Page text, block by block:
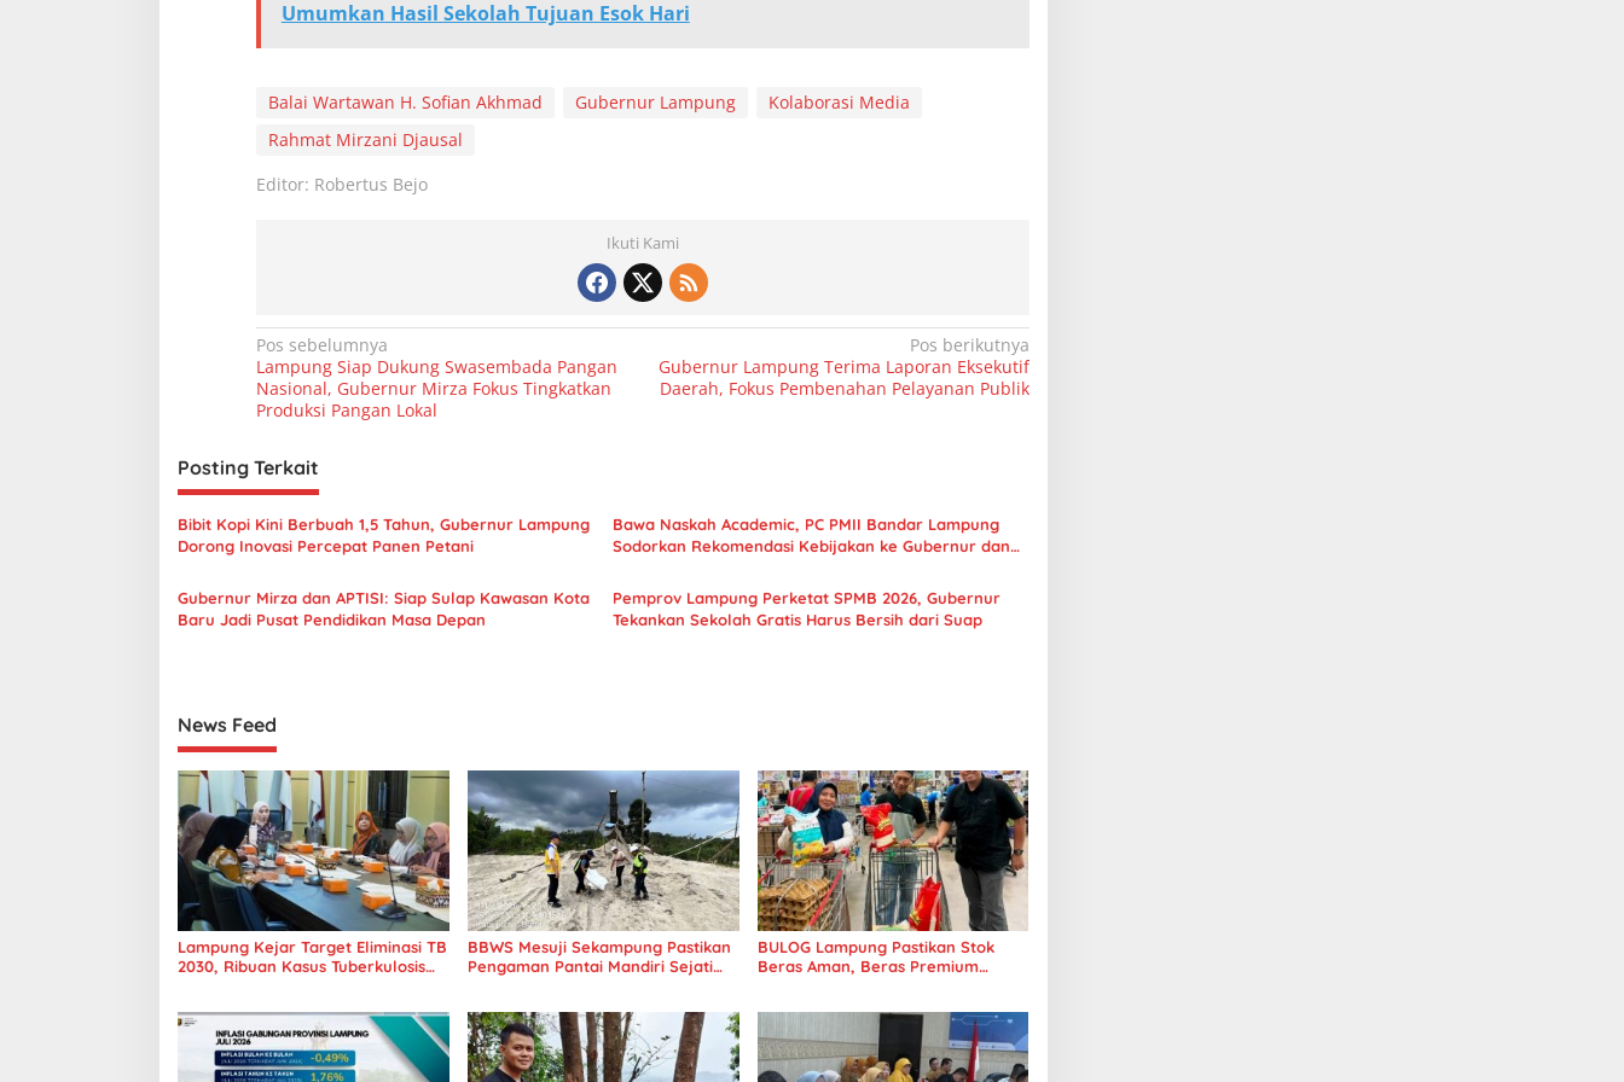
Umumkan Hasil Sekolah Tujuan Esok Hari
Balai Wartawan H. Sofian Akhmad Gubernur Lampung
Kolaborasi Media
Rahmat Mirzani Djausal
Editor: Robertus Bejo
Ikuti Kami
N
a
v
i
g
a
s
i
p
Pos sebelumnya
Lampung Siap Dukung Swasembada Pangan
Nasional, Gubernur Mirza Fokus Tingkatkan
Produksi Pangan Lokal
Pos berikutnya
Gubernur Lampung Terima Laporan Eksekutif
Daerah, Fokus Pembenahan Pelayanan Publik
Posting Terkait
Bibit Kopi Kini Berbuah 1,5 Tahun, Gubernur Lampung
Dorong Inovasi Percepat Panen Petani
Bawa Naskah Academic, PC PMII Bandar Lampung
Sodorkan Rekomendasi Kebijakan ke Gubernur dan
Gubernur Mirza dan APTISI: Siap Sulap Kawasan Kota
Baru Jadi Pusat Pendidikan Masa Depan
Pemprov Lampung Perketat SPMB 2026, Gubernur
Tekankan Sekolah Gratis Harus Bersih dari Suap
News Feed
Lampung Kejar Target Eliminasi TB
2030, Ribuan Kasus Tuberkulosis
BBWS Mesuji Sekampung Pastikan
Pengaman Pantai Mandiri Sejati
BULOG Lampung Pastikan Stok
Beras Aman, Beras Premium